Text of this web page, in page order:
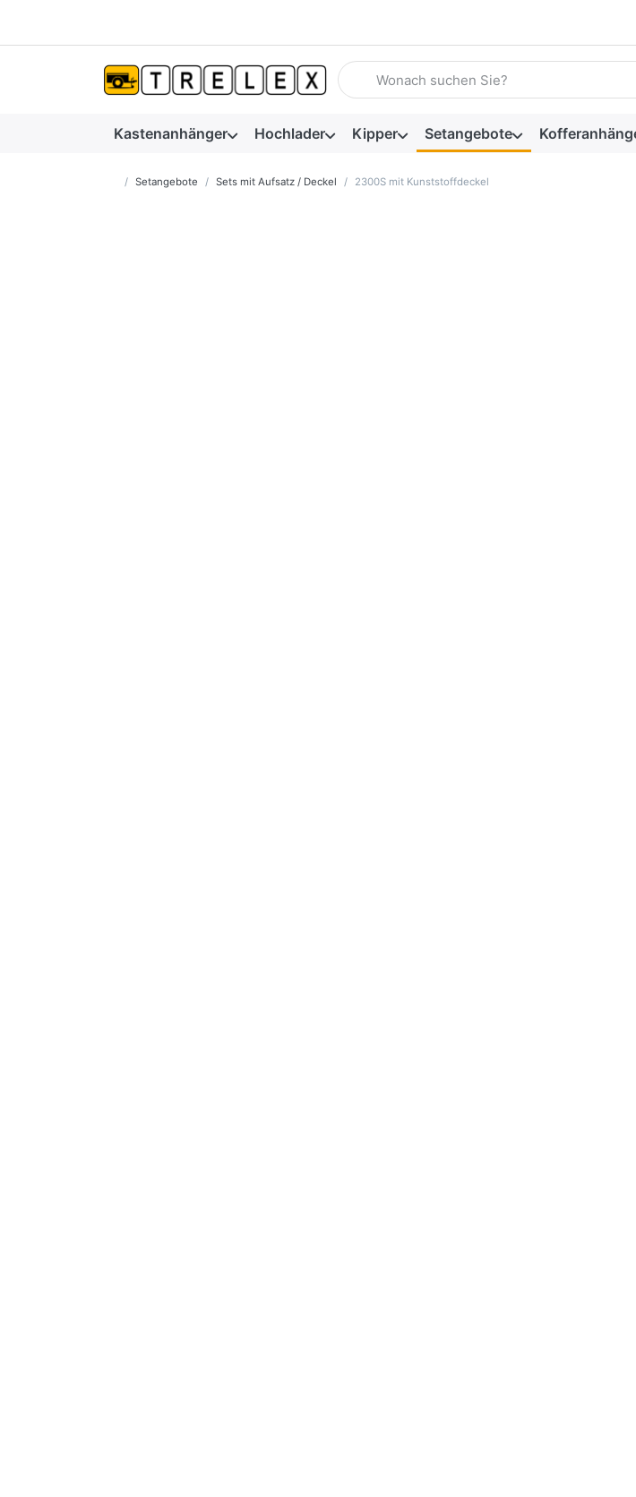
Geben Sie einen Suchbegriff ein. Während
Kastenanhänger Hochlader Kipper Setangebote
Startseite
Setangebote Sets mit Aufsatz / Deckel 2300S mit Kunststoffdeckel